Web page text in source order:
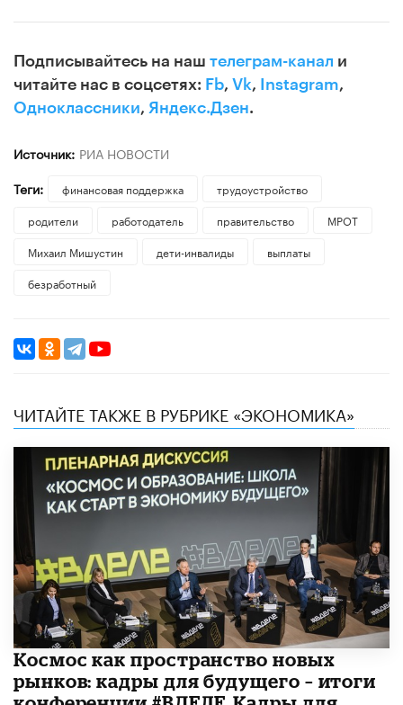
Подписывайтесь на наш телеграм-канал и
читайте нас в соцсетях: Fb, Vk, Instagram,
Одноклассники, Яндекс.Дзен.
Источник: РИА НОВОСТИ
Теги:
финансовая поддержка
трудоустройство
родители
работодатель правительство
МРОТ
Михаил Мишустин
дети-инвалиды
выплаты
безработный
ЧИТАЙТЕ ТАКЖЕ В РУБРИКЕ «ЭКОНОМИКА»
Космос как пространство новых
рынков: кадры для будущего – итоги